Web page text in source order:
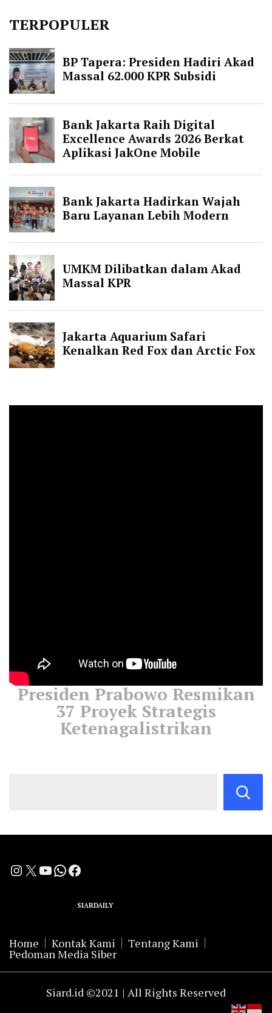
TERPOPULER
Presiden Prabowo Resmikan
37 Proyek Strategis
Ketenagalistrikan
Instagram
X YouTube
WhatsApp
Facebook
SIARDAILY
Home Kontak Kami Tentang Kami
Pedoman Media Siber
Siard.id ©2021 | All Rights Reserved